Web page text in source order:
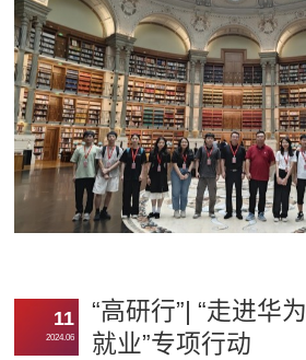
华、秦磊、高永祥、毛石清、陈誉、
11
2024.06
“高研行”| “走进华
就业”专项行动